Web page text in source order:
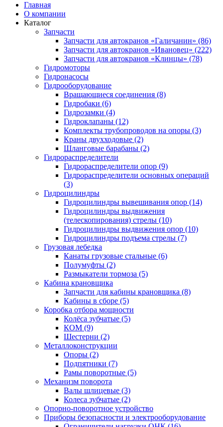
Главная
О компании
Каталог
Запчасти
Запчасти для автокранов «Галичанин» (86)
Запчасти для автокранов «Ивановец» (222)
Запчасти для автокранов «Клинцы» (78)
Гидромоторы
Гидронасосы
Гидрооборудование
Вращающиеся соединения (8)
Гидробаки (6)
Гидрозамки (4)
Гидроклапаны (12)
Комплекты трубопроводов на опоры (3)
Краны двухходовые (2)
Шланговые барабаны (2)
Гидрораспределители
Гидрораспределители опор (9)
Гидрораспределители основных операций
(3)
Гидроцилиндры
Гидроцилиндры вывешивания опор (14)
Гидроцилиндры выдвижения
(телескопирования) стрелы (10)
Гидроцилиндры выдвижения опор (10)
Гидроцилиндры подъема стрелы (7)
Грузовая лебедка
Канаты грузовые стальные (6)
Полумуфты (2)
Размыкатели тормоза (5)
Кабина крановщика
Запчасти для кабины крановщика (8)
Кабины в сборе (5)
Коробка отбора мощности
Колёса зубчатые (5)
КОМ (9)
Шестерни (2)
Металлоконструкции
Опоры (2)
Подпятники (7)
Рамы поворотные (5)
Механизм поворота
Валы шлицевые (3)
Колеса зубчатые (2)
Опорно-поворотное устройство
Приборы безопасности и электрооборудование